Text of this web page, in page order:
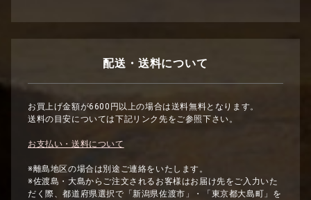
配送・送料について
お買上げ金額が6600円以上の場合は送料無料となります。
送料の目安については下記リンク先をご参照下さい。
お支払い・送料について
※離島地区の場合は別途ご連絡をいたします。
※佐渡島・大島からご注文されるお客様はお届け先をご入力いた
だく際、都道府県選択で「新潟県佐渡市」・「東京都大島町」を